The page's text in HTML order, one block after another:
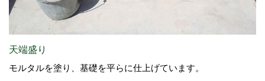
天端盛り
モルタルを塗り、基礎を平らに仕上げています。